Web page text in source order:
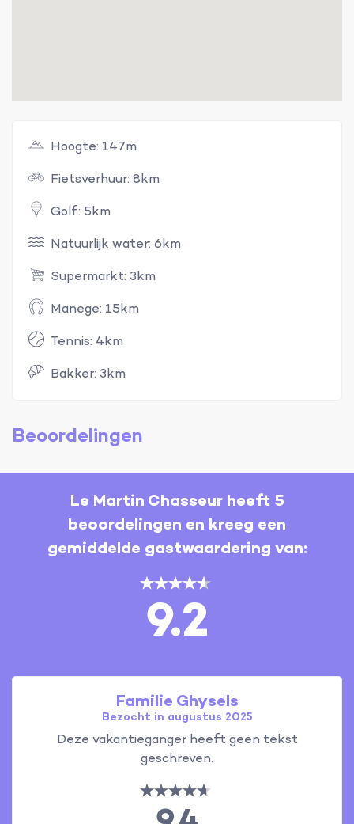
Hoogte: 147m
Fietsverhuur: 8km
Golf: 5km
Natuurlijk water: 6km
Supermarkt: 3km
Manege: 15km
Tennis: 4km
Bakker: 3km
Beoordelingen
Le Martin Chasseur heeft 5
beoordelingen en kreeg een
gemiddelde gastwaardering van:
9.2
Familie Ghysels
Bezocht in augustus 2025
Deze vakantieganger heeft geen tekst
geschreven.